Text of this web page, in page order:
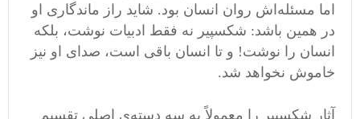
اما مسئله‌اش روان انسان بود. شاید راز ماندگاری او
در همین باشد: شکسپیر نه فقط ادبیات نوشت، بلکه
انسان را نوشت! و تا انسان باقی ا‌ست، صدای او نیز
خاموش نخواهد شد.
آثار شکسپیر را معمولاً به سه دسته‌ی اصلی تقسیم